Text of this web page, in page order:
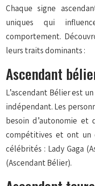
Chaque signe
uniques qui
comportement.
leurs traits dominants :
Ascendant
L’ascendant Bélier est
indépendant. Les
besoin d’autonomie et
compétitives et ont un
célébrités : Lady Gaga
(Ascendant Bélier).